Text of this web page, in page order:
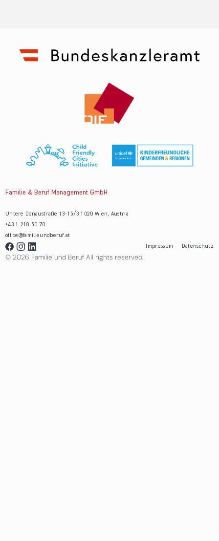
Familie & Beruf Management GmbH
Untere Donaustraße 13-15/3 1020 Wien, Austria
+43 1 218 50 70
office@familieundberuf.at
Impressum
Datenschutz
© 2026 Familie und Beruf All rights reserved.